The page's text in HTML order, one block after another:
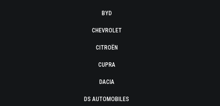
BYD
CHEVROLET
CITROËN
CUPRA
DACIA
DS AUTOMOBILES